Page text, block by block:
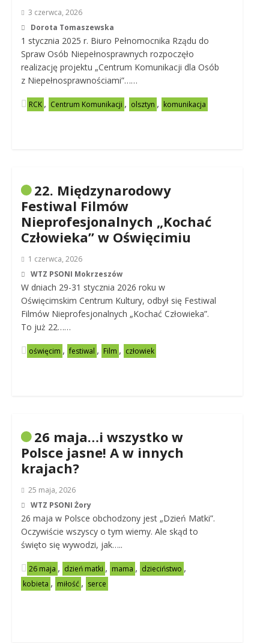
3 czerwca, 2026
Dorota Tomaszewska
1 stycznia 2025 r. Biuro Pełnomocnika Rządu do
Spraw Osób Niepełnosprawnych rozpoczęło
realizację projektu „Centrum Komunikacji dla Osób
z Niepełnosprawnościami”……
RCK , Centrum Komunikacji , olsztyn , komunikacja
22. Międzynarodowy
Festiwal Filmów
Nieprofesjonalnych „Kochać
Człowieka” w Oświęcimiu
1 czerwca, 2026
WTZ PSONI Mokrzeszów
W dniach 29-31 stycznia 2026 roku w
Oświęcimskim Centrum Kultury, odbył się Festiwal
Filmów Nieprofesjonalnych „Kochać Człowieka”.
To już 22……
oświęcim , festiwal , Film , człowiek
26 maja…i wszystko w
Polsce jasne! A w innych
krajach?
25 maja, 2026
WTZ PSONI Żory
26 maja w Polsce obchodzony jest „Dzień Matki”.
Oczywiście wszyscy o tym wiemy. Ale skąd to
święto się wywodzi, jak…..
26 maja , dzień matki , mama , dzieciństwo ,
kobieta , miłość , serce